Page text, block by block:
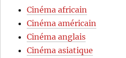
Cinéma africain
Cinéma américain
Cinéma anglais
Cinéma asiatique